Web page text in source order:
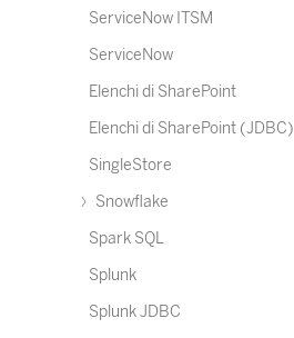
ServiceNow ITSM
ServiceNow
Elenchi di SharePoint
Elenchi di SharePoint (JDBC)
SingleStore
Snowflake
Spark SQL
Splunk
Splunk JDBC